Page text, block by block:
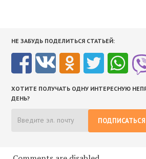
НЕ ЗАБУДЬ ПОДЕЛИТЬСЯ СТАТЬЕЙ:
ХОТИТЕ ПОЛУЧАТЬ ОДНУ ИНТЕРЕСНУЮ
ДЕНЬ?
ПОДПИСАТЬСЯ